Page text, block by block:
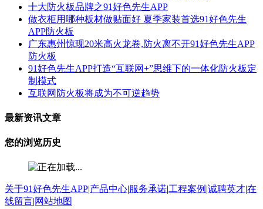
十大防火板品牌之91好色先生APP
做衣柜用哪种板材做贴面好 夏季家装首选91好色先生
APP防火板
广东惠州惊现20米高火龙卷,防火离不开91好色先生APP
防火板
91好色先生APP打造“互联网+”思维下的一体化防火板定
制模式
互联网防火板将成为不可逆趋势
最新资讯文章
您的浏览历史
关于91好色先生APP 产品中心 服务承诺工程案例 诚聘英才在
线留言 网站地图